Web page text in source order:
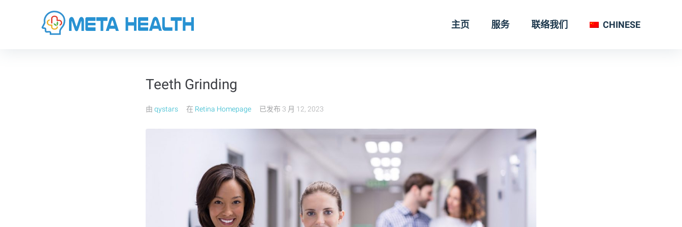
主页 服务 联络我们 CHINESE
Teeth Grinding
由 qystars 在 Retina Homepage 已发布 3 月 12, 2023